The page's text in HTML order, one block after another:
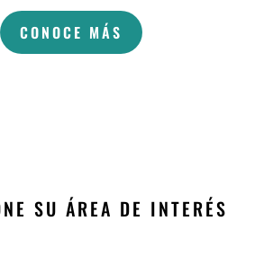
CONOCE MÁS
SU ÁREA DE INTERÉS